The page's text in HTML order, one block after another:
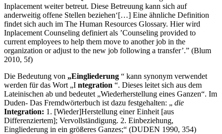
Inplacement weiter betreut. Diese Betreuung kann sich auf
anderweitig offene Stellen beziehen‘[…] Eine ähnliche Definition
findet sich auch im The Human Resources Glossary. Hier wird
Inplacement Counseling definiert als ’Counseling provided to
current employees to help them move to another job in the
organization or adjust to the new job following a transfer’.” (Blum
2010, 5f)
Die Bedeutung von „Eingliederung “ kann synonym verwendet
werden für das Wort „I ntegration “. Dieses leitet sich aus dem
Lateinischen ab und bedeutet „Wiederherstellung eines Ganzen“. Im
Duden- Das Fremdwörterbuch ist dazu festgehalten: „ die
Integration: 1. [Wieder]Herstellung einer Einheit [aus
Differenziertem]; Vervollständigung. 2. Einbeziehung,
Eingliederung in ein größeres Ganzes;“ (DUDEN 1990, 354)